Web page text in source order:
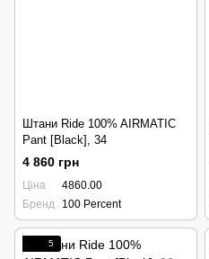
Штани Ride 100% AIRMATIC
Pant [Black], 34
4 860 грн
Ціна
4860.00
Бренд
100 Percent
5